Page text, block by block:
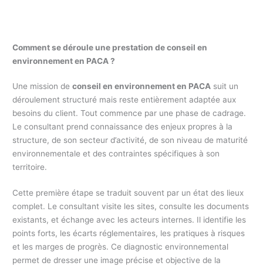
Comment se déroule une prestation de conseil en
environnement en PACA ?
Une mission deconseil en environnement en PACA suit un
déroulement structuré mais reste entièrement adaptée aux
besoins du client. Tout commence par une phase de cadrage.
Le consultant prend connaissance des enjeux propres à la
structure, de son secteur d’activité, de son niveau de maturité
environnementale et des contraintes spécifiques à son
territoire.
Cette première étape se traduit souvent par un état des lieux
complet. Le consultant visite les sites, consulte les documents
existants, et échange avec les acteurs internes. Il identifie les
points forts, les écarts réglementaires, les pratiques à risques
et les marges de progrès. Ce diagnostic environnemental
permet de dresser une image précise et objective de la